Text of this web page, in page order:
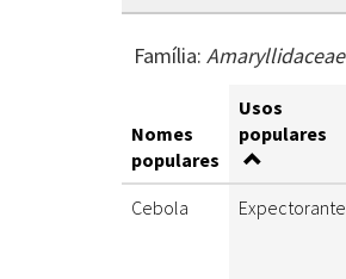
Família: Amaryllidaceae
Nomes
populares
Usos
populares
Cebola
Expectorante